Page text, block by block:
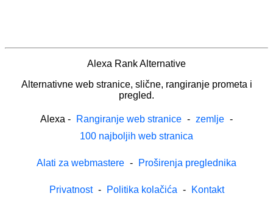
Alexa Rank Alternative
Alternativne web stranice, slične, rangiranje prometa i
pregled.
Alexa - Rangiranje web stranice - zemlje -
100 najboljih web stranica
Alati za webmastere - Proširenja preglednika
Privatnost - Politika kolačića - Kontakt